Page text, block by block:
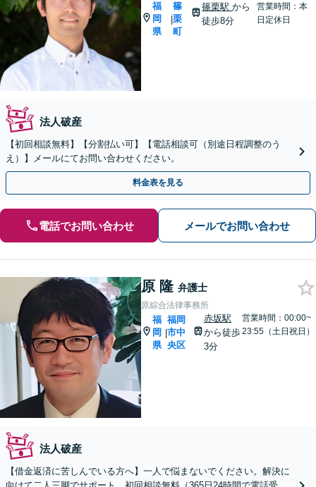
福
岡
県
|
篠
栗
町
篠栗駅から
徒歩8分
営業時間：本
日定休日
法人破産
【初回相談無料】【分割払い可】【電話相談可（別途日程調整のう
え）】メールにてお問い合わせください。
料金表を見る
電話でお問い合わせ メールでお問い合わせ
原 隆 弁護士
原綜合法律事務所
福
岡
県
|
福岡
市中
央区
赤坂駅
から徒歩
3分
営業時間：00:00~
23:55（土日祝日）
法人破産
【借金返済に苦しんでいる方へ】一人で悩まないでください。解決に